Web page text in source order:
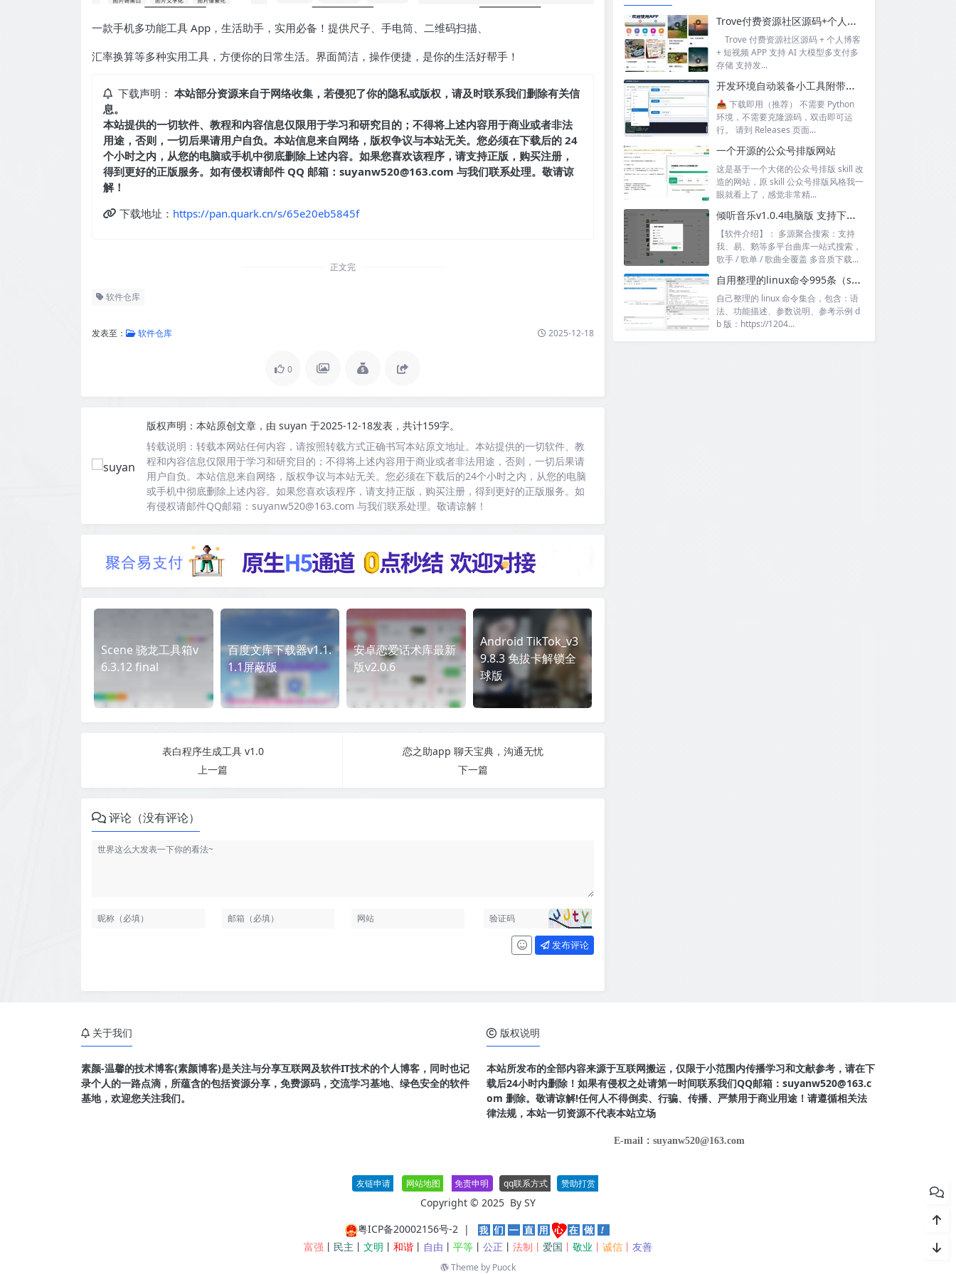
一款手机多功能工具 App，生活助手，实用必备！提供尺子、手电筒、二维码扫描、
汇率换算等多种实用工具，方便你的日常生活。界面简洁，操作便捷，是你的生活好帮手！
下载声明： 本站部分资源来自于网络收集，若侵犯了你的隐私或版权，请及时联系我们删除有关信
息。
本站提供的一切软件、教程和内容信息仅限用于学习和研究目的；不得将上述内容用于商业或者非法
用途，否则，一切后果请用户自负。本站信息来自网络，版权争议与本站无关。您必须在下载后的 24
个小时之内，从您的电脑或手机中彻底删除上述内容。如果您喜欢该程序，请支持正版，购买注册，
得到更好的正版服务。如有侵权请邮件 QQ 邮箱：suyanw520@163.com 与我们联系处理。敬请谅
解！
下载地址： https://pan.quark.cn/s/65e20eb5845f
正文完
软件仓库
发表至： 软件仓库 2025-12-18
0
版权声明： 本站原创文章，由 suyan 于2025-12-18发表，共计159字。
转载说明： 转载本网站任何内容，请按照转载方式正确书写本站原文地址。本站提供的一切软件、教
程和内容信息仅限用于学习和研究目的；不得将上述内容用于商业或者非法用途，否则，一切后果请
用户自负。本站信息来自网络，版权争议与本站无关。您必须在下载后的24个小时之内，从您的电脑
或手机中彻底删除上述内容。如果您喜欢该程序，请支持正版，购买注册，得到更好的正版服务。如
有侵权请邮件QQ邮箱：suyanw520@163.com 与我们联系处理。敬请谅解！
Scene 骁龙工具箱v
6.3.12 final
百度文库下载器v1.1.
1.1屏蔽版
安卓恋爱话术库最新
版v2.0.6
Android TikTok_v3
9.8.3 免拔卡解锁全
球版
表白程序生成工具 v1.0
上一篇
恋之助app 聊天宝典，沟通无忧
下一篇
评论（没有评论）
发布评论
Trove付费资源社区源码+个人博客+短视频 APP 支持AI大模型多支付多存储
Trove 付费资源社区源码 + 个人博客
+ 短视频 APP 支持 AI 大模型多支付多
存储 支持发...
开发环境自动装备小工具附带源码
📥 下载即用（推荐） 不需要 Python
环境，不需要克隆源码，双击即可运
行。 请到 Releases 页面...
一个开源的公众号排版网站
这是基于一个大佬的公众号排版 skill 改
造的网站，原 skill 公众号排版风格我一
眼就看上了，感觉非常精...
倾听音乐v1.0.4电脑版 支持下载无损音质 可听可下有歌词
【软件介绍】： 多源聚合搜索：支持
我、易、鹅等多平台曲库一站式搜索，
歌手 / 歌单 / 歌曲全覆盖 多音质下载...
自用整理的linux命令995条（sql+excel）
自己整理的 linux 命令集合，包含：语
法、功能描述、参数说明、参考示例 d
b 版：https://1204...
关于我们
素颜-温馨的技术博客(素颜博客)是关注与分享互联网及软件IT技术的个人博客，同时也记
录个人的一路点滴，所蕴含的包括资源分享，免费源码，交流学习基地、绿色安全的软件
基地，欢迎您关注我们。
版权说明
本站所发布的全部内容来源于互联网搬运，仅限于小范围内传播学习和文献参考，请在下
载后24小时内删除！如果有侵权之处请第一时间联系我们QQ邮箱：suyanw520@163.c
om 删除。敬请谅解!任何人不得倒卖、行骗、传播、严禁用于商业用途！请遵循相关法
律法规，本站一切资源不代表本站立场
E-mail：suyanw520@163.com
友链申请 网站地图 免责申明 qq联系方式 赞助打赏
Copyright © 2025 By SY
粤ICP备20002156号-2|
富强 丨 民主 丨 文明 丨 和谐 丨 自由 丨 平等 丨 公正 丨 法制丨 爱国 丨 敬业 丨 诚信 丨 友善
Theme by Puock